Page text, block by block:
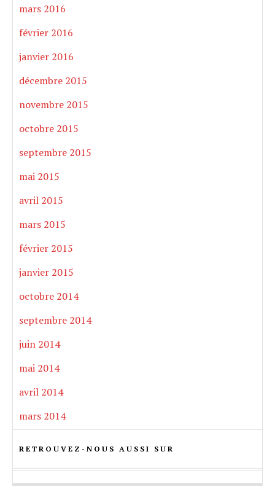
mars 2016
février 2016
janvier 2016
décembre 2015
novembre 2015
octobre 2015
septembre 2015
mai 2015
avril 2015
mars 2015
février 2015
janvier 2015
octobre 2014
septembre 2014
juin 2014
mai 2014
avril 2014
mars 2014
RETROUVEZ-NOUS AUSSI SUR